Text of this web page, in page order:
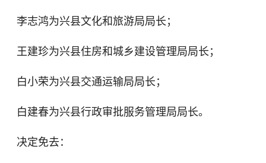
李志鸿为兴县文化和旅游局局长；
王建珍为兴县住房和城乡建设管理局局长；
白小荣为兴县交通运输局局长；
白建春为兴县行政审批服务管理局局长。
决定免去：